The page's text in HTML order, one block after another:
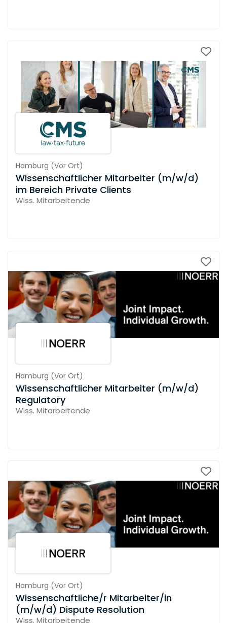
Hamburg (Vor Ort)
Wissenschaftlicher Mitarbeiter (m/w/d)
im Bereich Private Clients
Wiss. Mitarbeitende
Hamburg (Vor Ort)
Wissenschaftlicher Mitarbeiter (m/w/d)
Regulatory
Wiss. Mitarbeitende
Hamburg (Vor Ort)
Wissenschaftliche/r Mitarbeiter/in
(m/w/d) Dispute Resolution
Wiss. Mitarbeitende